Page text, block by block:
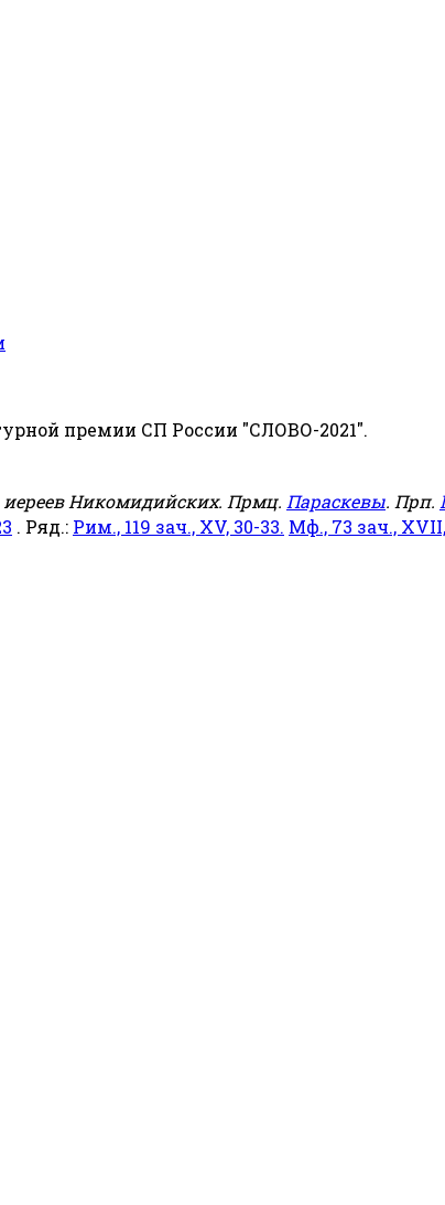
премии СП России "СЛОВО-2021".
иереев Никомидийских. Прмц. Параскевы. Прп.
. Ряд.: Рим., 119 зач., XV, 30-33. Мф., 73 зач.,